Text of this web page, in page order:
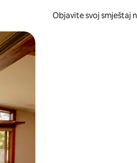
Objavite svoj smještaj